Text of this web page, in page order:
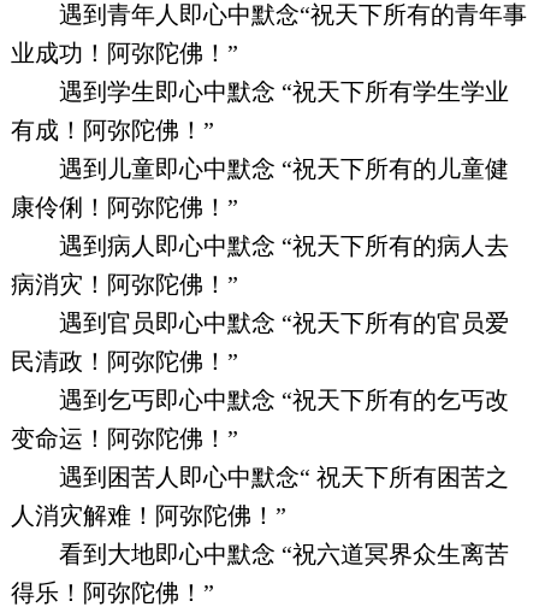
遇到青年人即心中默念“祝天下所有的青年事
业成功！阿弥陀佛！”
遇到学生即心中默念 “祝天下所有学生学业
有成！阿弥陀佛！”
遇到儿童即心中默念 “祝天下所有的儿童健
康伶俐！阿弥陀佛！”
遇到病人即心中默念 “祝天下所有的病人去
病消灾！阿弥陀佛！”
遇到官员即心中默念 “祝天下所有的官员爱
民清政！阿弥陀佛！”
遇到乞丐即心中默念 “祝天下所有的乞丐改
变命运！阿弥陀佛！”
遇到困苦人即心中默念“ 祝天下所有困苦之
人消灾解难！阿弥陀佛！”
看到大地即心中默念 “祝六道冥界众生离苦
得乐！阿弥陀佛！”